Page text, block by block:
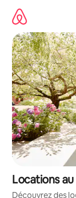
directement
contenu
Locations
Découvrez des